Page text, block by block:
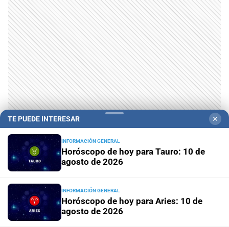
TE PUEDE INTERESAR ✕
INFORMACIÓN GENERAL
Horóscopo de hoy para Tauro: 10 de
agosto de 2026
INFORMACIÓN GENERAL
Horóscopo de hoy para Aries: 10 de
agosto de 2026